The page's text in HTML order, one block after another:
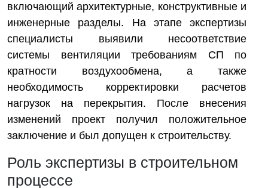
включающий архитектурные, конструктивные и
инженерные разделы. На этапе экспертизы
специалисты выявили несоответствие
системы вентиляции требованиям СП по
кратности воздухообмена, а также
необходимость корректировки расчетов
нагрузок на перекрытия. После внесения
изменений проект получил положительное
заключение и был допущен к строительству.
Роль экспертизы в строительном
процессе